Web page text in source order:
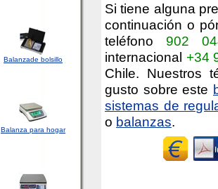
Balanzade bolsillo
Balanza para hogar
Si tiene alguna
continuación o
teléfono 902
internacional +34
Chile. Nuestros
gusto sobre este
sistemas de
o balanzas.